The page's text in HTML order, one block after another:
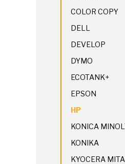
COLOR COPY
DELL
DEVELOP
DYMO
ECOTANK+
EPSON
HP
KONICA
KONIKA
KYOCERA MITA